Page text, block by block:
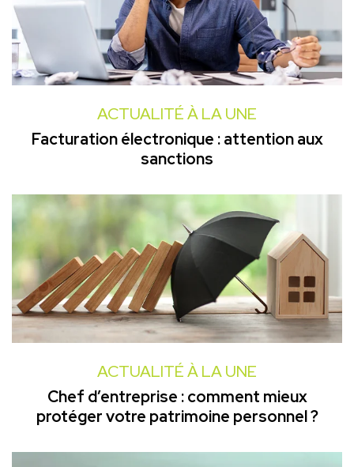
ACTUALITÉ À LA UNE
Facturation électronique : attention aux
sanctions
ACTUALITÉ À LA UNE
Chef d’entreprise : comment mieux
protéger votre patrimoine personnel ?